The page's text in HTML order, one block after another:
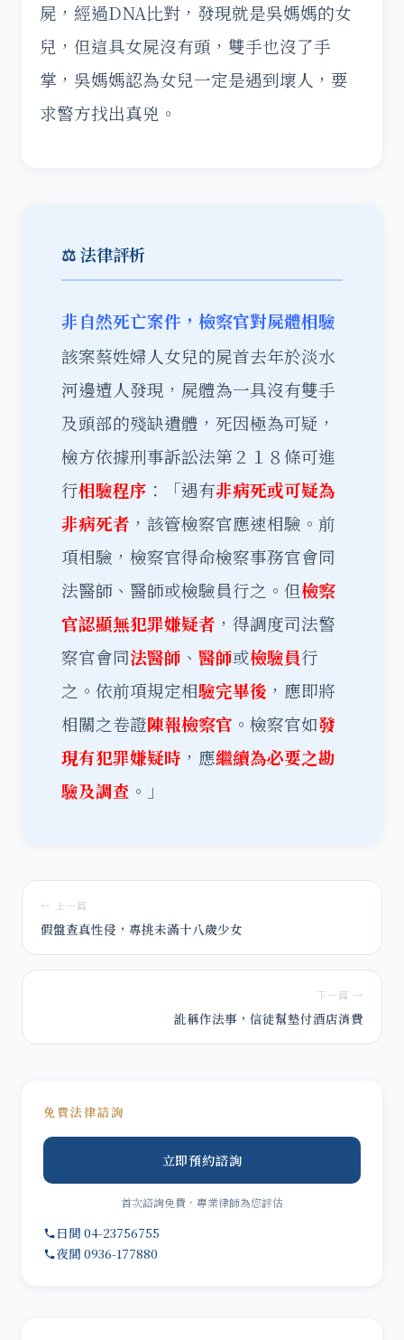
屍，經過DNA比對，發現就是吳媽媽的女
兒，但這具女屍沒有頭，雙手也沒了手
掌，吳媽媽認為女兒一定是遇到壞人，要
求警方找出真兇。
⚖️ 法律評析
非自然死亡案件，檢察官對屍體相驗
該案蔡姓婦人女兒的屍首去年於淡水
河邊遭人發現，屍體為一具沒有雙手
及頭部的殘缺遺體，死因極為可疑，
檢方依據刑事訴訟法第２１８條可進
行相驗程序 ：「遇有非病死或可疑為
非病死者 ，該管檢察官應速相驗。前
項相驗，檢察官得命檢察事務官會同
法醫師、醫師或檢驗員行之。但檢察
官認顯無犯罪嫌疑者 ，得調度司法警
察官會同法醫師 、 醫師或檢驗員行
之。依前項規定相驗完畢後 ，應即將
相關之卷證陳報檢察官 。檢察官如發
現有犯罪嫌疑時 ，應繼續為必要之勘
驗及調查 。」
← 上一篇
假盤查真性侵，專挑未滿十八歲少女
下一篇 →
訛稱作法事，信徒幫墊付酒店消費
免費法律諮詢
立即預約諮詢
首次諮詢免費，專業律師為您評估
日間 04-23756755
夜間 0936-177880